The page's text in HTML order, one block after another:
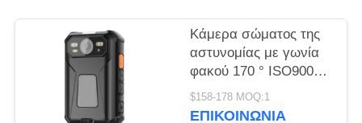
ΖΗΤΉΣΤΕ
ΜΙΑ
ΠΡΟΣΦΟΡΆ
Κάμερα σώματος της
αστυνομίας με γωνία
φακού 170 ° ISO9001
BSCI SEDEX
πιστοποιημένη και HD
$158-178 MOQ:1
ΕΠΙΚΟΙΝΩΝΊΑ